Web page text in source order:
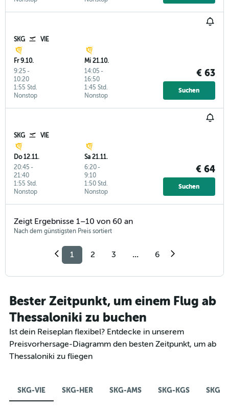
SKG VIE
Fr 9.10.
9:25 -
10:20
Nonstop
1:55 Std.
Mi 21.10.
14:05 -
16:50
Nonstop
1:45 Std.
€ 63
Suchen
SKG VIE
Do 12.11.
20:45 -
21:40
Nonstop
1:55 Std.
Sa 21.11.
6:20-
9:10
Nonstop
1:50 Std.
€ 64
Suchen
Zeigt Ergebnisse 1–10 von 60 an
Nach dem günstigsten Preis sortiert
1 2 3 ... 6
Bester Zeitpunkt, um einem Flug ab
Thessaloniki zu buchen
Ist dein Reiseplan flexibel? Entdecke in unserem
Preisvorhersage-Diagramm den besten Zeitpunkt, um ab
Thessaloniki zu fliegen
SKG-VIE SKG-HER SKG-AMS SKG-KGS SKG-